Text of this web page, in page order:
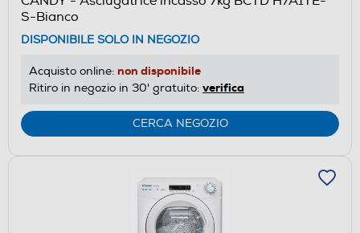
S-Bianco
DISPONIBILE SOLO IN NEGOZIO
Acquisto online: non disponibile
Ritiro in negozio in 30' gratuito: verifica
CERCA NEGOZIO